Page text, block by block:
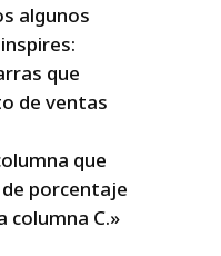
algunos
que
de ventas
que
porcentaje
columna C.»